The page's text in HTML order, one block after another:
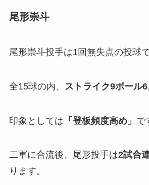
尾形崇斗
尾形崇斗投手は1回無失点の投球で
全15球の内、 ストライク9ボール6
印象としては 「 登板頻度高め」 で
二軍に合流後、尾形投手は2試合
ります。